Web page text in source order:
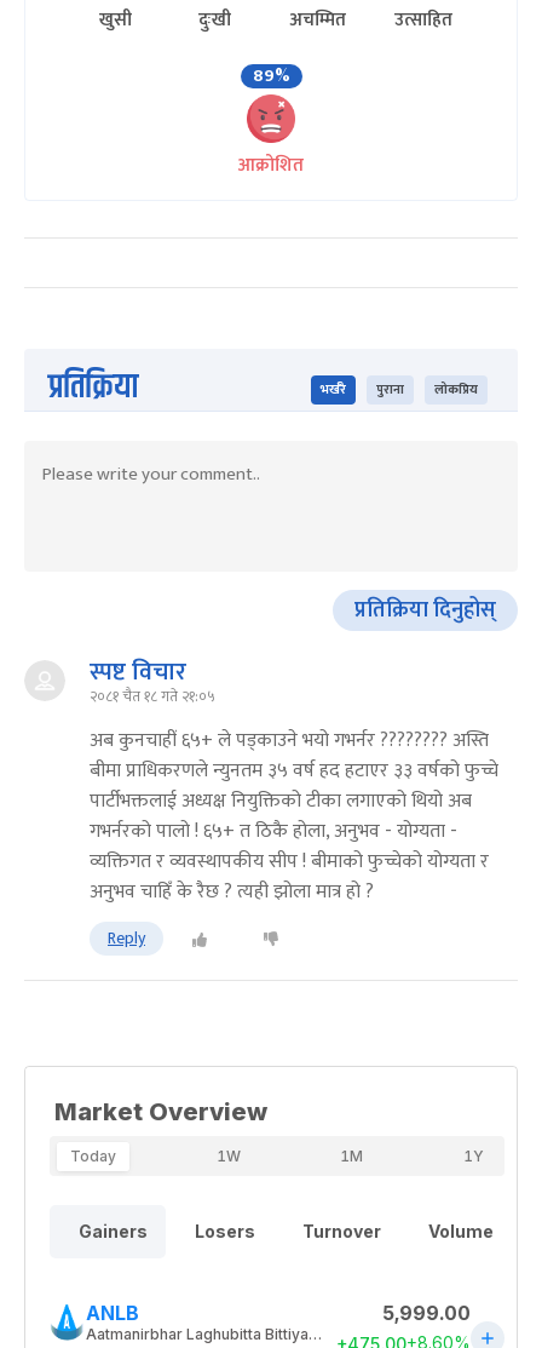
खुसी दुःखी अचम्मित
उत्साहित
89%
आक्रोशित
प्रतिक्रिया भर्खरै पुराना लोकप्रिय
प्रतिक्रिया दिनुहोस्
स्पष्ट विचार
२०८१ चैत १८ गते २१:०५
अब कुनचाहीं ६५+ ले पड्काउने भयो गभर्नर ???????? अस्ति
बीमा प्राधिकरणले न्युनतम ३५ वर्ष हद हटाएर ३३ वर्षको फुच्चे
पार्टीभक्तलाई अध्यक्ष नियुक्तिको टीका लगाएको थियो अब
गभर्नरको पालो ! ६५+ त ठिकै होला, अनुभव - योग्यता -
व्यक्तिगत र व्यवस्थापकीय सीप ! बीमाको फुच्चेको योग्यता र
अनुभव चाहिँ के रैछ ? त्यही झोला मात्र हो ?
Reply